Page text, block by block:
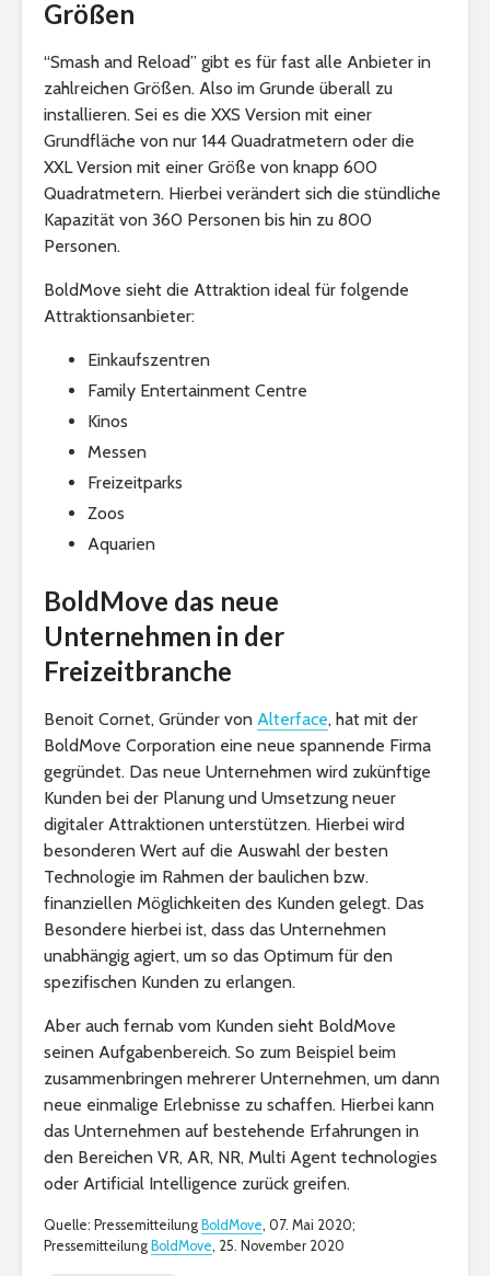
Größen
“Smash and Reload” gibt es für fast alle Anbieter in
zahlreichen Größen. Also im Grunde überall zu
installieren. Sei es die XXS Version mit einer
Grundfläche von nur 144 Quadratmetern oder die
XXL Version mit einer Größe von knapp 600
Quadratmetern. Hierbei verändert sich die stündliche
Kapazität von 360 Personen bis hin zu 800
Personen.
BoldMove sieht die Attraktion ideal für folgende
Attraktionsanbieter:
Einkaufszentren
Family Entertainment Centre
Kinos
Messen
Freizeitparks
Zoos
Aquarien
BoldMove das neue
Unternehmen in der
Freizeitbranche
Benoit Cornet, Gründer von Alterface, hat mit der
BoldMove Corporation eine neue spannende Firma
gegründet. Das neue Unternehmen wird zukünftige
Kunden bei der Planung und Umsetzung neuer
digitaler Attraktionen unterstützen. Hierbei wird
besonderen Wert auf die Auswahl der besten
Technologie im Rahmen der baulichen bzw.
finanziellen Möglichkeiten des Kunden gelegt. Das
Besondere hierbei ist, dass das Unternehmen
unabhängig agiert, um so das Optimum für den
spezifischen Kunden zu erlangen.
Aber auch fernab vom Kunden sieht BoldMove
seinen Aufgabenbereich. So zum Beispiel beim
zusammenbringen mehrerer Unternehmen, um dann
neue einmalige Erlebnisse zu schaffen. Hierbei kann
das Unternehmen auf bestehende Erfahrungen in
den Bereichen VR, AR, NR, Multi Agent technologies
oder Artificial Intelligence zurück greifen.
Quelle: Pressemitteilung BoldMove, 07. Mai 2020;
Pressemitteilung BoldMove, 25. November 2020